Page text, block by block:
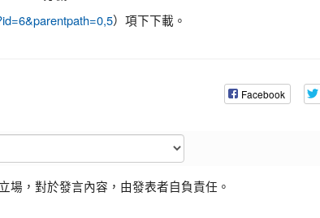
）項下下載。
Facebook
場，對於發言內容，由發表者自負責任。